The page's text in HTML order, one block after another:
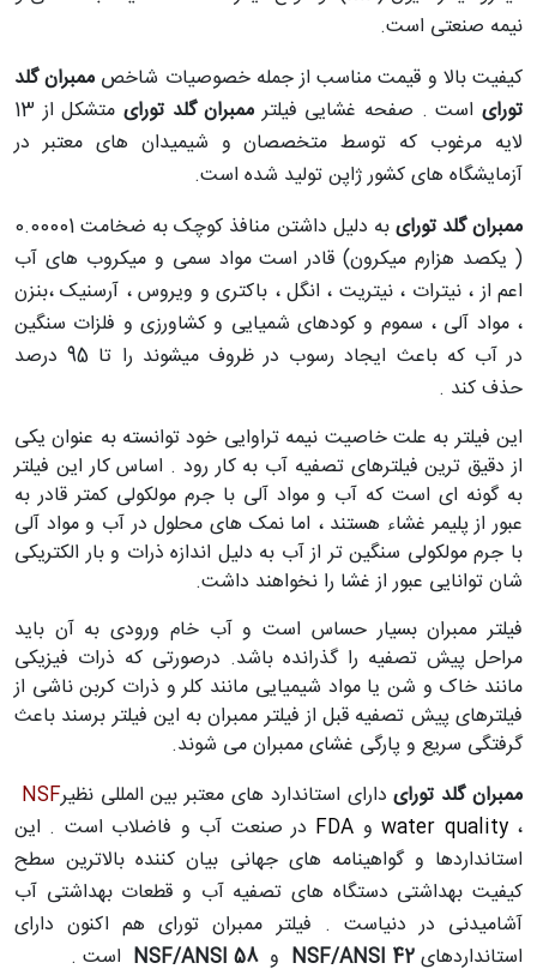
نیمه صنعتی است.
کیفیت بالا و قیمت مناسب از جمله خصوصیات شاخص ممبران گلد
تورایاست . صفحه غشایی فیلتر ممبران گلد تورای
متشکل از 13
لایه مرغوب که توسط متخصصان و شیمیدان های معتبر در
آزمایشگاه های کشور ژاپن تولید شده است.
ممبران گلد تورای
به دلیل داشتن منافذ کوچک به ضخامت 0.00001
( یکصد هزارم میکرون) قادر است مواد سمی و میکروب های آب
اعم از ، نیترات ، نیتریت ، انگل ، باکتری و ویروس ، آرسنیک ،بنزن
، مواد آلی ، سموم و کودهای شمیایی و کشاورزی و فلزات سنگین
در آب که باعث ایجاد رسوب در ظروف میشوند را تا 95 درصد
حذف کند .
این فیلتر به علت خاصیت نیمه تراوایی خود توانسته به عنوان یکی
از دقیق ترین فیلتر­های تصفیه آب به کار رود . اساس کار این فیلتر
به گونه ای است که آب و مواد آلی با جرم مولکولی کمتر قادر به
عبور از پلیمر غشاء هستند ، اما نمک های محلول در آب و مواد آلی
با جرم مولکولی سنگین تر از آب به دلیل اندازه ذرات وبار الکتریکی
شان توانایی عبور از غشا را نخواهند داشت.
فیلتر ممبران بسیار حساس است و آب خام ورودی به آن باید
مراحل پیش تصفیه را گذرانده باشد. درصورتی که ذرات فیزیکی
مانند خاک و شن یا مواد شیمیایی مانند کلر و ذرات کربن ناشی از
فیلترهای پیش تصفیه قبل از فیلتر ممبران به این فیلتر برسند باعث
گرفتگی سریع و پارگی غشای ممبران می شوند.
ممبران گلد تورای دارای استاندارد های معتبر بین المللی نظیرNSF
، water quality و FDA در صنعت آب و فاضلاب است . این
استانداردها و گواهینامه های جهانی بیان کننده بالاترین سطح
کیفیت بهداشتی دستگاه های تصفیه آب و قطعات بهداشتی آب
آشامیدنی در دنیاست . فیلتر ممبران تورای هم اکنون دارای
استانداردهایNSF/ANSI 42 وNSF/ANSI 58 است .